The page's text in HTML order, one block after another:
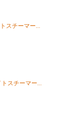
スチーマー...
スチーマー...